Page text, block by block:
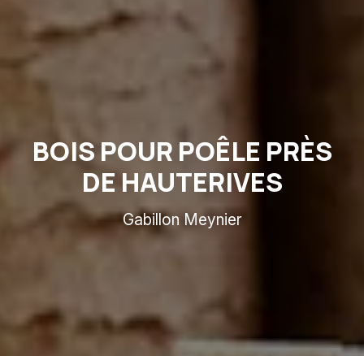
BOIS POUR POÊLE PRÈS
DE HAUTERIVES
Gabillon Meynier